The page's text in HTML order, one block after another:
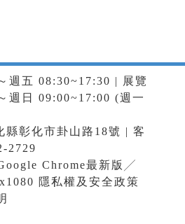
週五 08:30~17:30 | 展覽
週日 09:00~17:00 (週一
縣彰化市卦山路18號 | 客
2729
Chrome最新版╱
隱私權及安全政策